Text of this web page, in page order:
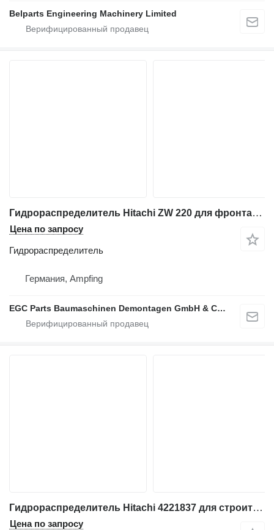
Belparts Engineering Machinery Limited
Гидрораспределитель Hitachi ZW 220 для фронтального погрузчика Hitachi ZW 220
Цена по запросу
Гидрораспределитель
Германия, Ampfing
EGC Parts Baumaschinen Demontagen GmbH & Co. KG
Гидрораспределитель Hitachi 4221837 для строительной техники EX200
Цена по запросу